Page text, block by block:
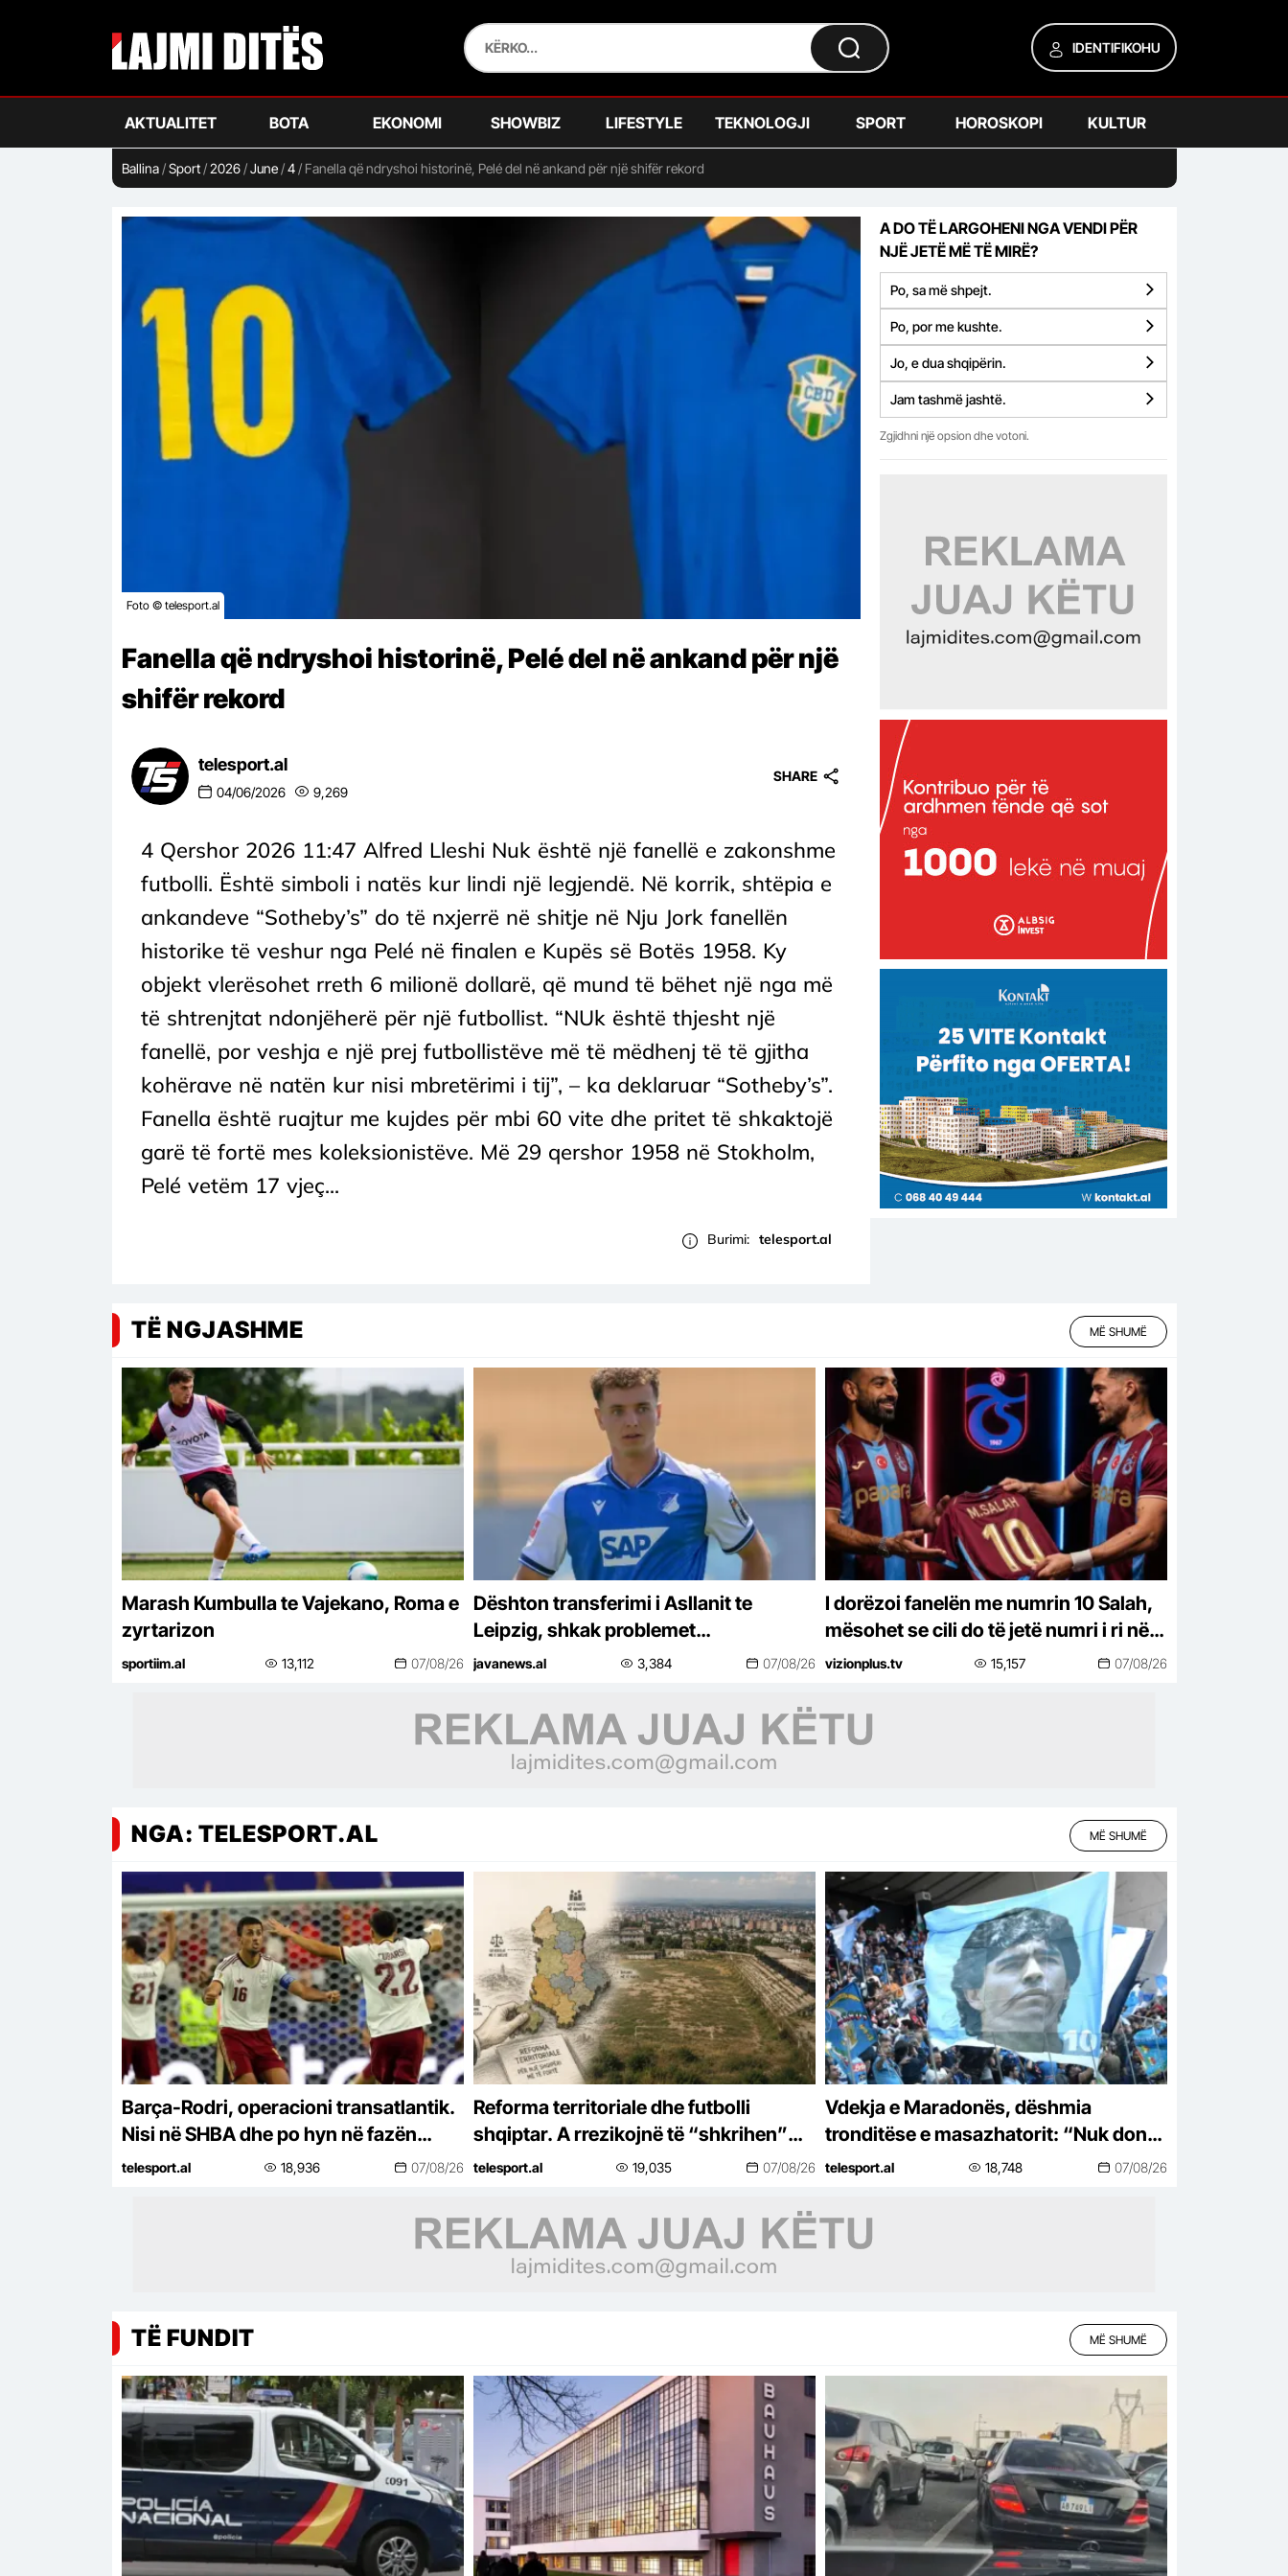
IDENTIFIKOHU
AKTUALITET BOTA EKONOMI SHOWBIZ LIFESTYLE TEKNOLOGJI SPORT HOROSKOPI KULTUR
Ballina/Sport/2026/June/4/ Fanella që ndryshoi historinë, Pelé del në ankand për një shifër rekord
Foto © telesport.al
Fanella që ndryshoi historinë, Pelé del në ankand për një
shifër rekord
telesport.al
04/06/2026 9,269
SHARE
4 Qershor 2026 11:47 Alfred Lleshi Nuk është një fanellë e zakonshme
futbolli. Është simboli i natës kur lindi një legjendë. Në korrik, shtëpia e
ankandeve “Sotheby’s” do të nxjerrë në shitje në Nju Jork fanellën
historike të veshur nga Pelé në finalen e Kupës së Botës 1958. Ky
objekt vlerësohet rreth 6 milionë dollarë, që mund të bëhet një nga më
të shtrenjtat ndonjëherë për një futbollist. “NUk është thjesht një
fanellë, por veshja e një prej futbollistëve më të mëdhenj të të gjitha
kohërave në natën kur nisi mbretërimi i tij”, – ka deklaruar “Sotheby’s”.
Fanella është ruajtur me kujdes për mbi 60 vite dhe pritet të shkaktojë
garë të fortë mes koleksionistëve. Më 29 qershor 1958 në Stokholm,
Pelé vetëm 17 vjeç...
Burimi: telesport.al
A DO TË LARGOHENI NGA VENDI PËR
NJË JETË MË TË MIRË?
Po, sa më shpejt.
Po, por me kushte.
Jo, e dua shqipërin.
Jam tashmë jashtë.
Zgjidhni një opsion dhe votoni.
TË NGJASHME MË SHUMË
Marash Kumbulla te Vajekano, Roma e
zyrtarizon
sportiim.al 13,112 07/08/26
Dështon transferimi i Asllanit te
Leipzig, shkak problemet
shëndetësore!
javanews.al 3,384 07/08/26
I dorëzoi fanelën me numrin 10 Salah,
mësohet se cili do të jetë numri i ri në
shpinën e Muçit
vizionplus.tv 15,157 07/08/26
NGA: TELESPORT.AL MË SHUMË
Barça-Rodri, operacioni transatlantik.
Nisi në SHBA dhe po hyn në fazën
vendimtare
telesport.al 18,936 07/08/26
Reforma territoriale dhe futbolli
shqiptar. A rrezikojnë të “shkrihen”
edhe klubet bashkë me bashkitë?
telesport.al 19,035 07/08/26
Vdekja e Maradonës, dëshmia
tronditëse e masazhatorit: “Nuk donte
të ngrihej nga shtrati, as të hante”
telesport.al 18,748 07/08/26
TË FUNDIT MË SHUMË